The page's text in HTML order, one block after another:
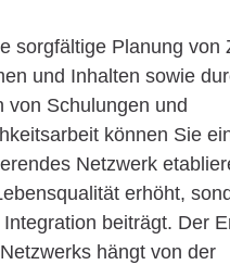
sorgfältige Planung von
und Inhalten sowie
von Schulungen und
können Sie
Netzwerk
erhöht,
beiträgt. Der
hängt von der